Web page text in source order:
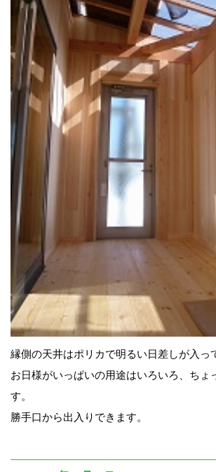
縁側の天井はポリカで明るい日差しが入っ
お日様がいっぱいの用途はいろいろ、ちょ
す。
勝手口から出入りできます。